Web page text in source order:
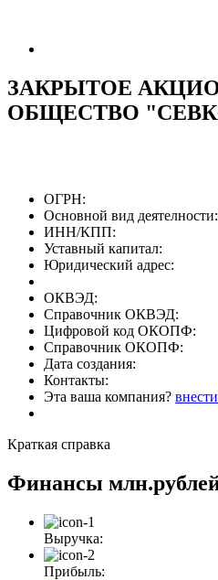
ЗАКРЫТОЕ
ОБЩЕСТВО
ОГРН:
Основной вид деятелности:
ИНН/КПП:
Уставный капитал:
Юридический адрес:
ОКВЭД:
Справочник ОКВЭД:
Цифровой код ОКОПФ:
Справочник ОКОПФ:
Дата создания:
Контакты:
Эта ваша компания?
Краткая справка
Финансы
Выручка:
Прибыль: